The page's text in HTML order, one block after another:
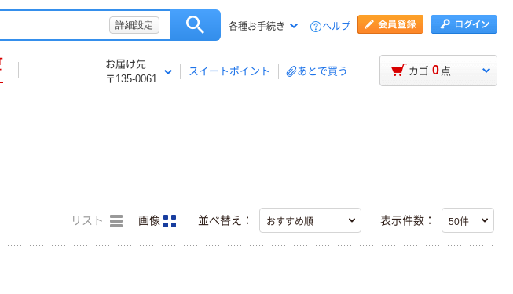
詳細設定 各種お手続き ヘルプ
お届け先
〒135-0061
スイートポイント あとで買う カゴ 0 点
リスト 画像 並べ替え： 表示件数：